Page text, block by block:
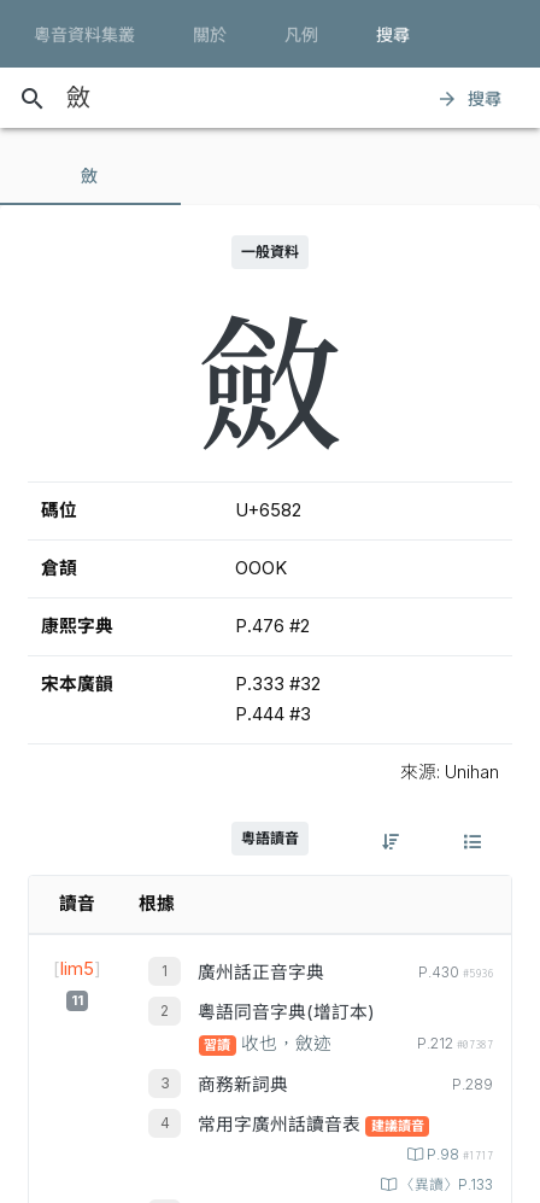
粵音資料集叢 關於 凡例 搜尋
search arrow_forward 搜尋
斂
一般資料
斂
碼位 U+6582
倉頡 OOOK
康熙字典 P.476 #2
宋本廣韻
P.333 #32
P.444 #3
來源: Unihan
粵語讀音
讀音 根據
[lim5]
11
廣州話正音字典 P.430 #5936
粵語同音字典(增訂本)
習讀 收也，斂迹 P.212 #07387
商務新詞典 P.289
常用字廣州話讀音表 建議讀音
P.98 #1717
〈異讀〉P.133